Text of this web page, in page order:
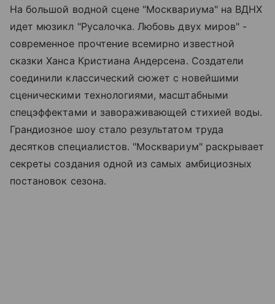
На большой водной сцене "Москвариума" на ВДНХ
идет мюзикл "Русалочка. Любовь двух миров" -
современное прочтение всемирно известной
сказки Ханса Кристиана Андерсена. Создатели
соединили классический сюжет с новейшими
сценическими технологиями, масштабными
спецэффектами и завораживающей стихией воды.
Грандиозное шоу стало результатом труда
десятков специалистов. "Москвариум" раскрывает
секреты создания одной из самых амбициозных
постановок сезона.